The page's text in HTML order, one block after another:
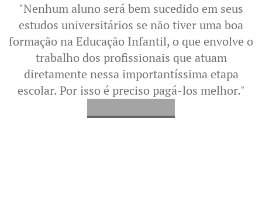
"Nenhum aluno será bem sucedido em seus
estudos universitários se não tiver uma boa
formação na Educação Infantil, o que envolve o
trabalho dos profissionais que atuam
diretamente nessa importantíssima etapa
escolar. Por isso é preciso pagá-los melhor."